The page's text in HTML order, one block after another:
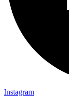
Instagram